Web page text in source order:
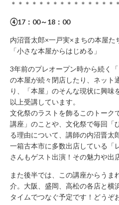
＊＊＊＊＊＊＊＊＊＊＊＊＊＊＊
④17：00～18：00
内沼晋太郎×一戸実×まちの本屋た
「小さな本屋からはじめる」
3年前のプレオープン時から続く
の本屋が続々閉店したり、ネット
り、「本屋」のそんな現状に興味
以上受講しています。
文化祭のラストを飾るこのトーク
講座」のことや、文化祭で毎回「
る理由について、講師の内沼晋太
一箱古本市に多数出店している「
さんもゲスト出演！その魅力や出
また後半では、この講座からうま
介。大阪、盛岡、高松の各店と横
タイムでつなぐ予定です！どうぞ
で
お
い
合
わ
せ
045-
681-
2880
プ
ラ